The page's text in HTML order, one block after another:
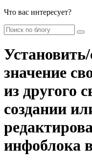
Что вас интересует?
значение
из другого
создании
инфоблока